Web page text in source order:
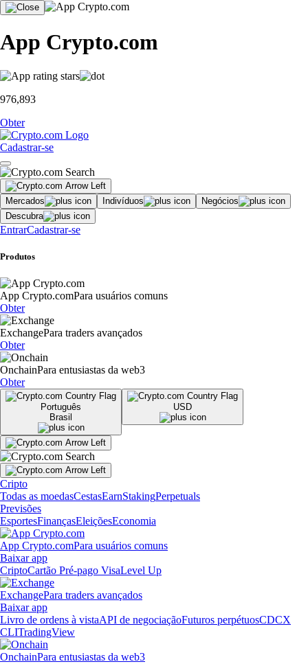
App Crypto.com
976,893
Obter
Cadastrar-se
Mercados Indivíduos
Negócios
Descubra
EntrarCadastrar-se
Produtos
App Crypto.comPara usuários comuns
Obter
ExchangePara traders avançados
Obter
OnchainPara entusiastas da web3
Obter
Português
Brasil
USD
Cripto
Todas as moedasCestasEarnStakingPerpetuals
Previsões
EsportesFinançasEleiçõesEconomia
App Crypto.comPara usuários comuns
Baixar app
CriptoCartão Pré-pago VisaLevel Up
ExchangePara traders avançados
Baixar app
Livro de ordens à vistaAPI de negociaçãoFuturos perpétuosCDCX
CLITradingView
OnchainPara entusiastas da web3